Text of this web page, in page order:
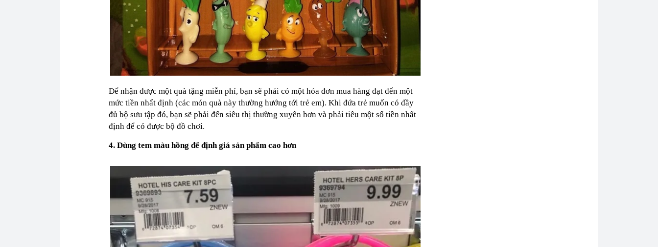
Để nhận được một quà tặng miễn phí, bạn sẽ phải có một hóa đơn mua hàng đạt đến một
mức tiền nhất định (các món quà này thường hướng tới trẻ em). Khi đứa trẻ muốn có đầy
đủ bộ sưu tập đó, bạn sẽ phải đến siêu thị thường xuyên hơn và phải tiêu một số tiền nhất
định để có được bộ đồ chơi.
4. Dùng tem màu hồng để định giá sản phẩm cao hơn